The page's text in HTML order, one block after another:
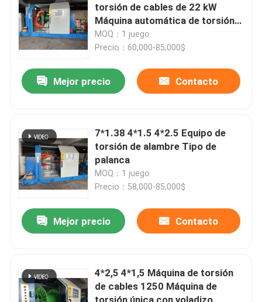
torsión de cables de 22 kW
Máquina automática de torsión
de alambre
MOQ：1 juego
Precio：60,000-85,000$
Mejor precio Contacto
7*1.38 4*1.5 4*2.5 Equipo de
torsión de alambre Tipo de
palanca
MOQ：1 juego
Precio：58,000-85,000$
Mejor precio Contacto
4*2,5 4*1,5 Máquina de torsión
de cables 1250 Máquina de